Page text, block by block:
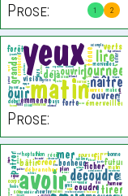
1 2
Prose:
Prose: